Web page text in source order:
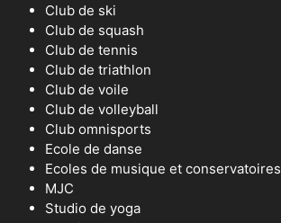
Club de ski
Club de squash
Club de tennis
Club de triathlon
Club de voile
Club de volleyball
Club omnisports
Ecole de danse
Ecoles de musique et conservatoires
MJC
Studio de yoga